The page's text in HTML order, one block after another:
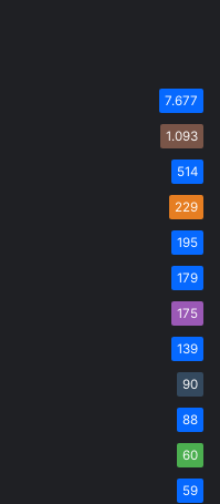
7.677
1.093
514
229
195
179
175
139
90
88
60
59